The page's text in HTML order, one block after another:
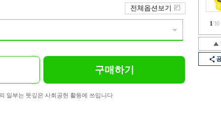
1/10
전체옵션보기
구매하기
일부는 뜻깊은 사회공헌 활동에 쓰입니다